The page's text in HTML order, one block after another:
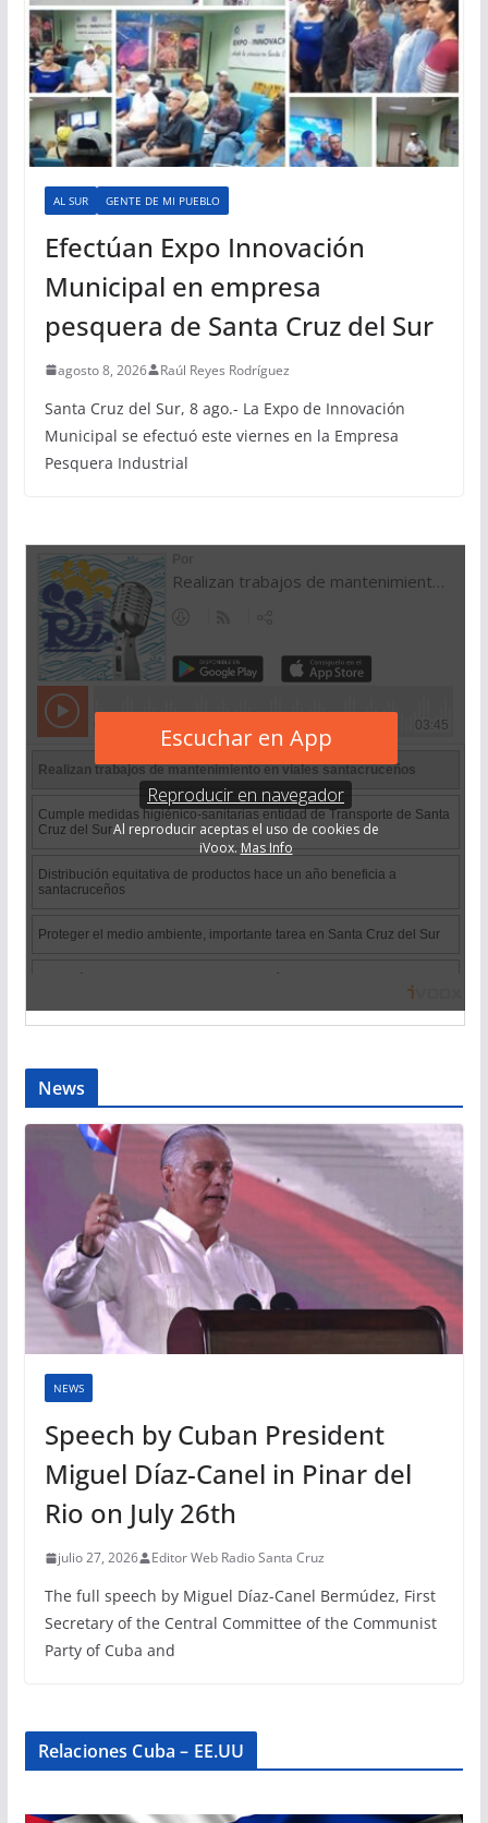
AL SUR GENTE DE MI PUEBLO
Efectúan Expo Innovación
Municipal en empresa
pesquera de Santa Cruz del Sur
agosto 8, 2026 Raúl Reyes Rodríguez
Santa Cruz del Sur, 8 ago.- La Expo de Innovación
Municipal se efectuó este viernes en la Empresa
Pesquera Industrial
News
NEWS
Speech by Cuban President
Miguel Díaz-Canel in Pinar del
Rio on July 26th
julio 27, 2026 Editor Web Radio Santa Cruz
The full speech by Miguel Díaz-Canel Bermúdez, First
Secretary of the Central Committee of the Communist
Party of Cuba and
Relaciones Cuba – EE.UU